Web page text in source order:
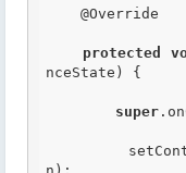
@Override
protected
nceState) {
super